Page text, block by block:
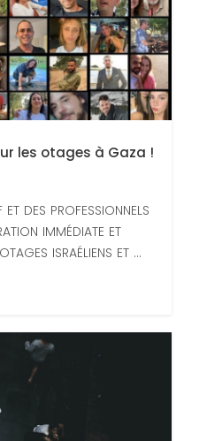
les otages à Gaza !
DES PROFESSIONNELS
IMMÉDIATE ET
ISRAÉLIENS ET ...